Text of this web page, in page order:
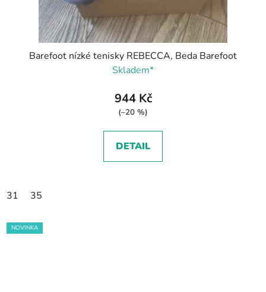
Barefoot nízké tenisky REBECCA, Beda Barefoot
Skladem*
944 Kč
(–20 %)
DETAIL
31 35
NOVINKA